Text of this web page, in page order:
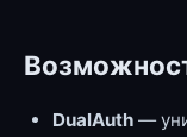
DualAuth —